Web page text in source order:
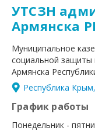
УТСЗН
Армянска
Муниципальное
социальной защиты
Армянска
Республика
График работы
Понедельник -